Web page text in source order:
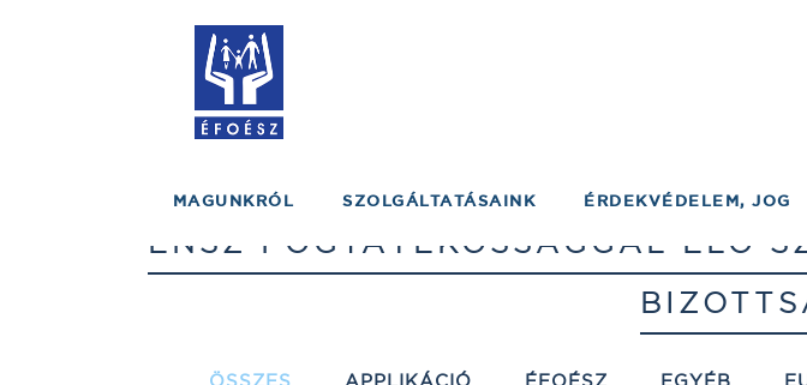
MAGUNKRÓL SZOLGÁLTATÁSAINK ÉRDEKVÉDELEM, JOG
ENSZ FOGYATÉKOSSÁGGAL ÉLŐ